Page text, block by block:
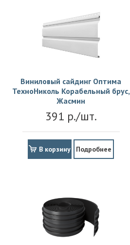
Виниловый сайдинг Оптима
ТехноНиколь Корабельный брус,
Жасмин
391 р./шт.
В корзину Подробнее